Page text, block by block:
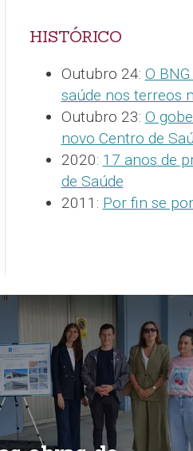
HISTÓRICO
Outubro 24: O
saúde nos terreos
Outubro 23: O
novo Centro de
2020: 17 anos de
de Saúde
2011: Por fin se